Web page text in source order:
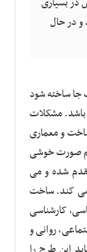
و در حال
جا ساخته شود
باشد. مشکلات
و معماری
کم صورت خوشی
پیشقدم شده و می
می کند. ساخت
کارشناسی
روانی و